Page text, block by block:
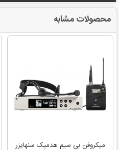
محصولات مشابه
میکروفن بی سیم هدمیک سنهایزر